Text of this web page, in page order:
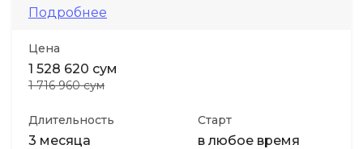
Подробнее
Цена
1 528 620 сум
1 716 960 сум
Длительность
3 месяца
Старт
в любое время